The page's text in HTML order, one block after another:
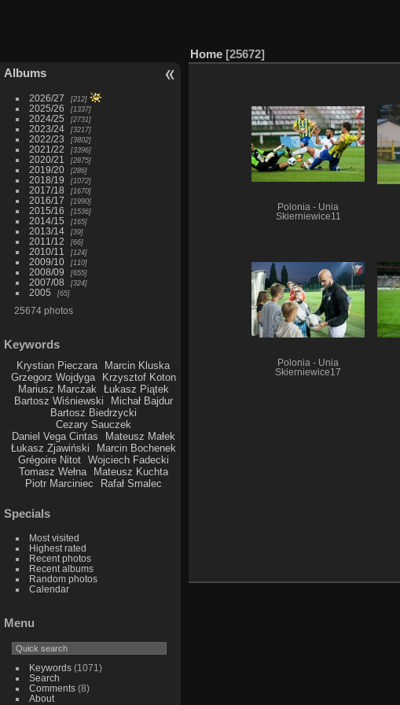
Albums
2026/27 212
2025/26 1337
2024/25 2731
2023/24 3217
2022/23 3802
2021/22 3396
2020/21 2875
2019/20 286
2018/19 1072
2017/18 1670
2016/17 1990
2015/16 1536
2014/15 165
2013/14 39
2011/12 66
2010/11 124
2009/10 110
2008/09 655
2007/08 324
2005 65
25674 photos
Keywords
Krystian Pieczara
Marcin Kluska
Grzegorz Wojdyga
Krzysztof Koton
Mariusz Marczak
Łukasz Piątek
Bartosz Wiśniewski
Michał Bajdur
Bartosz Biedrzycki
Cezary Sauczek
Daniel Vega Cintas
Mateusz Małek
Łukasz Zjawiński
Marcin Bochenek
Grégoire Nitot
Wojciech Fadecki
Tomasz Wełna
Mateusz Kuchta
Piotr Marciniec
Rafał Smalec
Specials
Most visited
Highest rated
Recent photos
Recent albums
Random photos
Calendar
Menu
Keywords(1071)
Search
Comments(8)
About
Home 25672
Polonia - Unia
Skierniewice11
Polonia - Unia
Skierniewice17